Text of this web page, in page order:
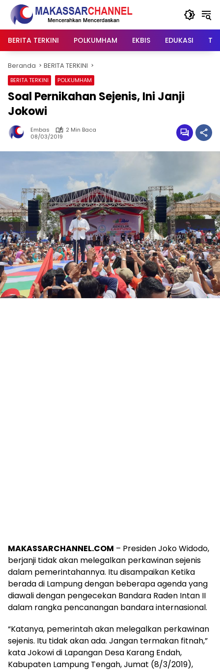
Langsung
konten
BERITA TERKINI
POLKUMHAM EKBIS EDUKASI
Beranda BERITA TERKINI
BERITA TERKINI POLKUMHAM
Soal Pernikahan Sejenis, Ini Janji
Jokowi
Embas
2 Min Baca
08/03/2019
MAKASSARCHANNEL.COM – Presiden Joko Widodo,
berjanji tidak akan melegalkan perkawinan sejenis
dalam pemerintahannya. Itu disampaikan Ketika
berada di Lampung dengan beberapa agenda yang
diawali dengan pengecekan Bandara Raden Intan II
dalam rangka pencanangan bandara internasional.
“Katanya, pemerintah akan melegalkan perkawinan
sejenis. Itu tidak akan ada. Jangan termakan fitnah,”
kata Jokowi di Lapangan Desa Karang Endah,
Kabupaten Lampung Tengah, Jumat (8/3/2019),